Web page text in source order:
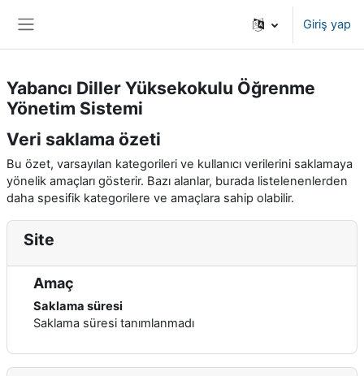
Giriş yap
Yabancı Diller Yüksekokulu Öğrenme
Yönetim Sistemi
Veri saklama özeti
Bu özet, varsayılan kategorileri ve kullanıcı verilerini saklamaya
yönelik amaçları gösterir. Bazı alanlar, burada listelenenlerden
daha spesifik kategorilere ve amaçlara sahip olabilir.
Site
Amaç
Saklama süresi
Saklama süresi tanımlanmadı